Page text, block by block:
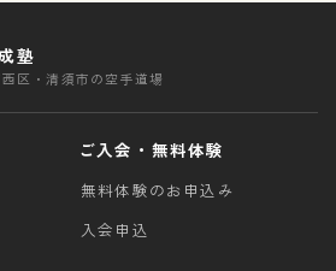
塾
区・清須市の空手道場
ご入会・無料体験
無料体験のお申込み
入会申込